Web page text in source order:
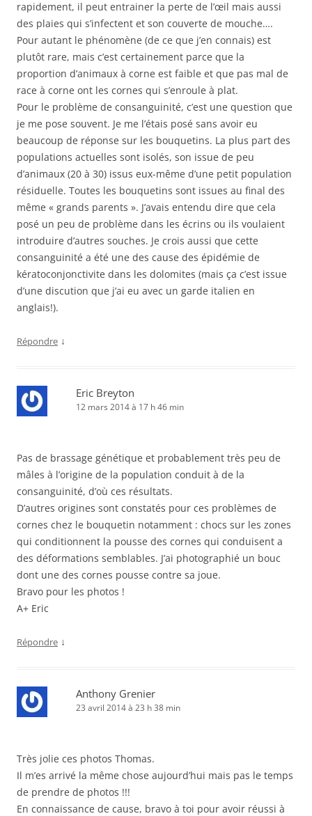
rapidement, il peut entrainer la perte de l’œil mais aussi
des plaies qui s’infectent et son couverte de mouche….
Pour autant le phénomène (de ce que j’en connais) est
plutôt rare, mais c’est certainement parce que la
proportion d’animaux à corne est faible et que pas mal de
race à corne ont les cornes qui s’enroule à plat.
Pour le problème de consanguinité, c’est une question que
je me pose souvent. Je me l’étais posé sans avoir eu
beaucoup de réponse sur les bouquetins. La plus part des
populations actuelles sont isolés, son issue de peu
d’animaux (20 à 30) issus eux-même d’une petit population
résiduelle. Toutes les bouquetins sont issues au final des
même « grands parents ». J’avais entendu dire que cela
posé un peu de problème dans les écrins ou ils voulaient
introduire d’autres souches. Je crois aussi que cette
consanguinité a été une des cause des épidémie de
kératoconjonctivite dans les dolomites (mais ça c’est issue
d’une discution que j’ai eu avec un garde italien en
anglais!).
Répondre ↓
Eric Breyton
12 mars 2014 à 17 h 46 min
Pas de brassage génétique et probablement très peu de
mâles à l’origine de la population conduit à de la
consanguinité, d’où ces résultats.
D’autres origines sont constatés pour ces problèmes de
cornes chez le bouquetin notamment : chocs sur les zones
qui conditionnent la pousse des cornes qui conduisent a
des déformations semblables. J’ai photographié un bouc
dont une des cornes pousse contre sa joue.
Bravo pour les photos !
A+ Eric
Répondre ↓
Anthony Grenier
23 avril 2014 à 23 h 38 min
Très jolie ces photos Thomas.
Il m’es arrivé la même chose aujourd’hui mais pas le temps
de prendre de photos !!!
En connaissance de cause, bravo à toi pour avoir réussi à